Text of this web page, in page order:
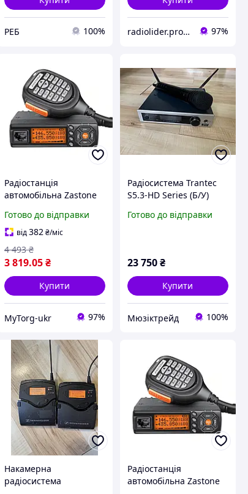
РЕБ 100% radiolider.prom.ua 97%
Радіостанція
автомобільна Zastone
Готово до відправки
від382 ₴/міс
3 819.05 ₴
4 493 ₴
Купити
MyTorg-ukr 97%
Радіосистема Trantec
S5.3-HD Series (Б/У)
Готово до відправки
23 750₴
Купити
Мюзіктрейд 100%
Накамерна
радіосистема
Радіостанція
автомобільна Zastone